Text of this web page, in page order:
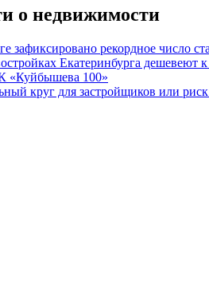
о недвижимости
зафиксировано рекордное число
Екатеринбурга дешевеют
«Куйбышева 100»
круг для застройщиков или